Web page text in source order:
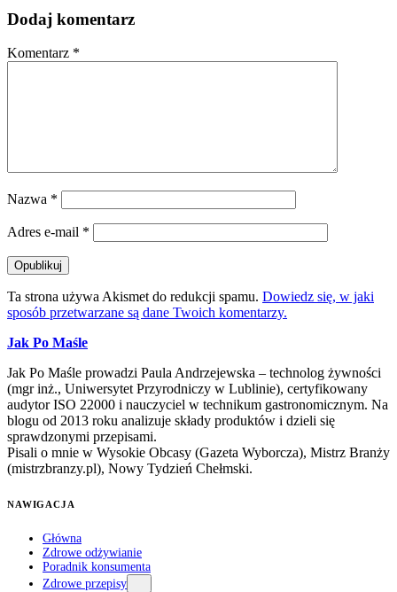
Dodaj komentarz
Komentarz *
Nazwa *
Adres e-mail *
Ta strona używa Akismet do redukcji spamu. Dowiedz się, w jaki
sposób przetwarzane są dane Twoich komentarzy.
Jak Po Maśle
Jak Po Maśle prowadzi Paula Andrzejewska – technolog żywności
(mgr inż., Uniwersytet Przyrodniczy w Lublinie), certyfikowany
audytor ISO 22000 i nauczyciel w technikum gastronomicznym. Na
blogu od 2013 roku analizuje składy produktów i dzieli się
sprawdzonymi przepisami.
Pisali o mnie w Wysokie Obcasy (Gazeta Wyborcza), Mistrz Branży
(mistrzbranzy.pl), Nowy Tydzień Chełmski.
NAWIGACJA
Główna
Zdrowe odżywianie
Poradnik konsumenta
Zdrowe przepisy